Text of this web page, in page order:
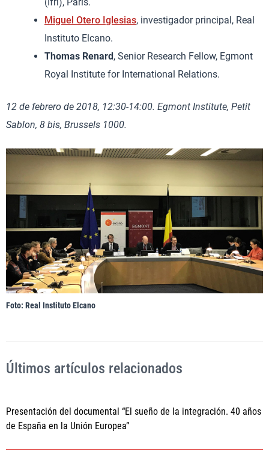
Miguel Otero Iglesias, investigador principal, Real
Instituto Elcano.
Thomas Renard, Senior Research Fellow, Egmont
Royal Institute for International Relations.
12 de febrero de 2018, 12:30-14:00. Egmont Institute, Petit
Sablon, 8 bis, Brussels 1000.
Foto: Real Instituto Elcano
Últimos artículos relacionados
Presentación del documental “El sueño de la integración. 40 años
de España en la Unión Europea”